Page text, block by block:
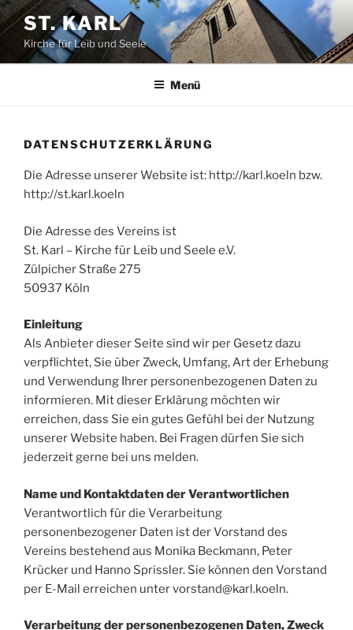
Zum
Inhalt
springen
ST. KARL
Kirche für Leib und Seele
Menü
DATENSCHUTZERKLÄRUNG
Die Adresse unserer Website ist: http://karl.koeln bzw.
http://st.karl.koeln
Die Adresse des Vereins ist
St. Karl – Kirche für Leib und Seele e.V.
Zülpicher Straße 275
50937 Köln
Einleitung
Als Anbieter dieser Seite sind wir per Gesetz dazu
verpflichtet, Sie über Zweck, Umfang, Art der Erhebung
und Verwendung Ihrer personenbezogenen Daten zu
informieren. Mit dieser Erklärung möchten wir
erreichen, dass Sie ein gutes Gefühl bei der Nutzung
unserer Website haben. Bei Fragen dürfen Sie sich
jederzeit gerne bei uns melden.
Name und Kontaktdaten der Verantwortlichen
Verantwortlich für die Verarbeitung
personenbezogener Daten ist der Vorstand des
Vereins bestehend aus Monika Beckmann, Peter
Krücker und Hanno Sprissler. Sie können den Vorstand
per E-Mail erreichen unter vorstand@karl.koeln.
Verarbeitung der personenbezogenen Daten, Zweck